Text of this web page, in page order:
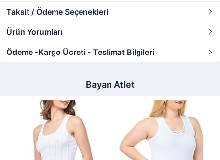
Taksit / Ödeme Seçenekleri
Ürün Yorumları
Ödeme -Kargo Ücreti - Teslimat Bilgileri
Bayan Atlet